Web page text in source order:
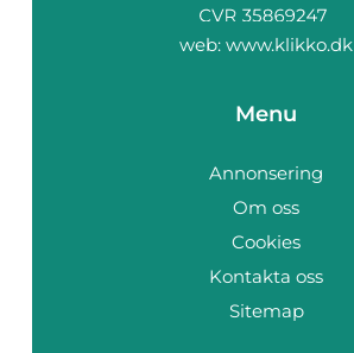
web: www.klikko.dk
Menu
Annonsering
Om oss
Cookies
Kontakta oss
Sitemap